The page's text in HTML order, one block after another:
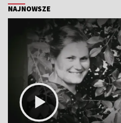
NAJNOWSZE